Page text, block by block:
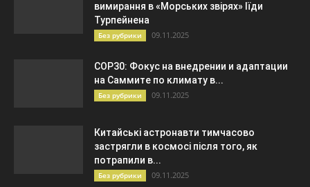
вимирання в «Морських звірях» Іїди
Турпейнена
Без рубрики 09.11.2025
COP30: Фокус на внедрении и адаптации
на Саммите по климату в...
Без рубрики 09.11.2025
Китайські астронавти тимчасово
застрягли в космосі після того, як
потрапили в...
Без рубрики 09.11.2025